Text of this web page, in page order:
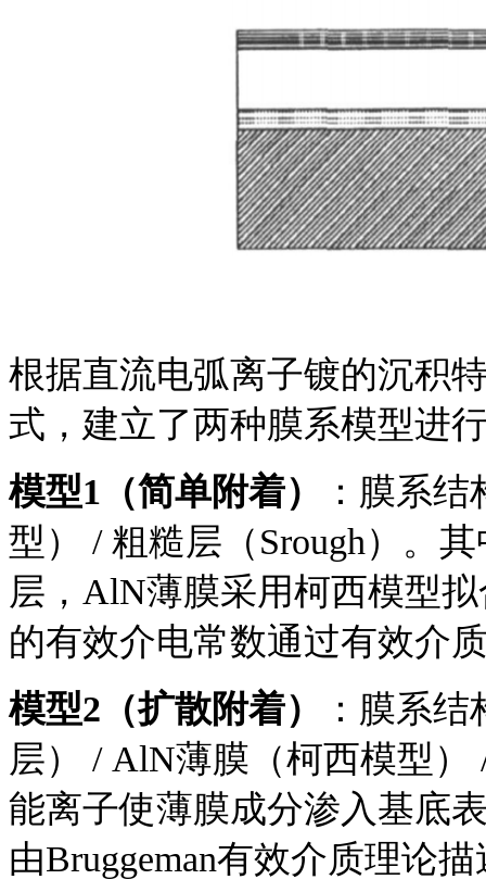
根据直流电弧离子镀的沉积
式，建立了两种膜系模型进
模型1（简单附着）
：膜系结
型） / 粗糙层（Srough）。
层，AlN薄膜采用柯西模型
的有效介电常数通过有效介
模型2（扩散附着）
：膜系结
层） / AlN薄膜（柯西模型
能离子使薄膜成分渗入基底
由Bruggeman有效介质理论